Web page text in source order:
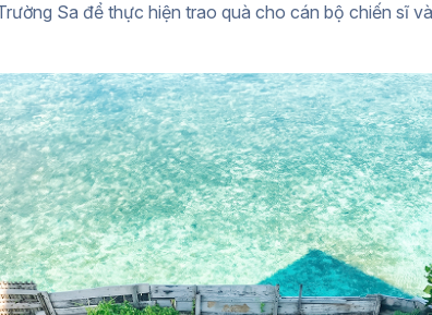
Sa để thực hiện trao quà cho cán bộ chiến sĩ